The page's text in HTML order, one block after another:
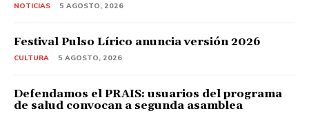
NOTICIAS 5 AGOSTO, 2026
Festival Pulso Lírico anuncia versión 2026
CULTURA 5 AGOSTO, 2026
Defendamos el PRAIS: usuarios del programa
de salud convocan a segunda asamblea